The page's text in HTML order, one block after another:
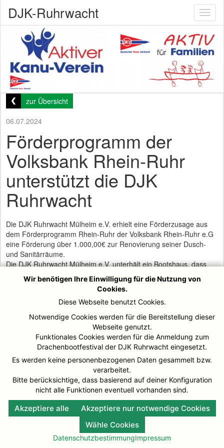
DJK-Ruhrwacht
zur Übersicht
06.07.2024
Förderprogramm der
Volksbank Rhein-Ruhr
unterstützt die DJK
Ruhrwacht
Die DJK Ruhrwacht Mülheim e.V. erhielt eine Förderzusage aus
dem Förderprogramm Rhein-Ruhr der Volksbank Rhein-Ruhr e.G
eine Förderung über 1.000,00€ zur Renovierung seiner Dusch-
und Sanitärräume.
Die DJK Ruhrwacht Mülheim e.V. unterhält ein Bootshaus, dass
von seinen Abteilungen Drachenbootsport, Kanurennsport,
Kanuwandersport und Ski als Mittelpunkt der sportlichen und
gesellschaftlichen Begegnung dient.
Um den Anforderungen an zeitgemäße Sanitärräume gerecht zu
werden, kann die DJK Ruhrwacht e.V. nun die Renovierung seiner
Umkleideräume umsetzen. Diese sind seit mehr als 30 Jahre
unverändert in Betrieb. Insbesondere der Austausch der
Umkleidebänke steht im Mittelpunkt. Diese sind vor mehr als 30
Jahren in Eigenregie gebaut worden und entsprechen nicht mehr
den Sicherheitsbestimmungen.
Die Mitglieder der DJk Ruhrwacht e.V. freuensich über die
Unterstützung derVolksbank Rhein-Ruhr e.G, die schonseit Jahren
dem Kanuverein bei vielen Projekten finanziell zur Seite steht.
© DJK-Ruhrwacht 2026
Wir benötigen Ihre Einwilligung für die Nutzung von
Cookies.
Diese Webseite benutzt Cookies.
Notwendige Cookies werden für die Bereitstellung dieser
Webseite genutzt.
Funktionales Cookies werden für die Anmeldung zum
Drachenbootfestival der DJK Ruhrwacht eingesetzt.
Es werden keine personenbezogenen Daten gesammelt bzw.
verarbeitet.
Bitte berücksichtige, dass basierend auf deiner Konfiguration
nicht alle Funktionen eventuell vorhanden sind.
Akzeptiere alle
Akzeptiere nur notwendige Cookies
Wähle Cookies
DatenschutzbestimmungImpressum